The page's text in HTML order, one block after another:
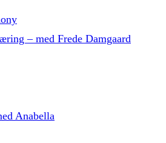
– med Frede Damgaard
Anabella